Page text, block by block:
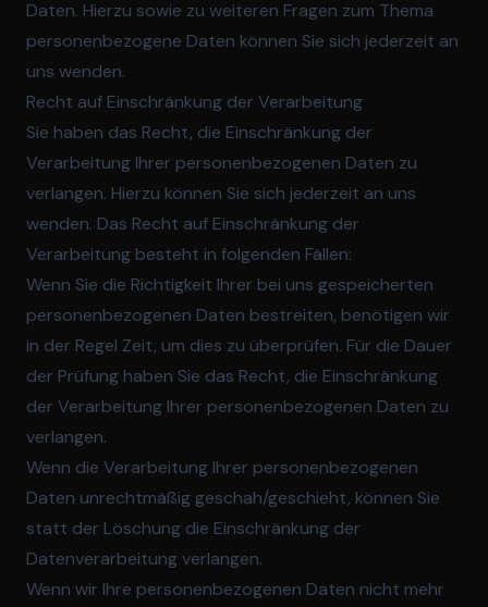
Daten. Hierzu sowie zu weiteren Fragen zum Thema
personenbezogene Daten können Sie sich jederzeit an
uns wenden.
Recht auf Einschränkung der Verarbeitung
Sie haben das Recht, die Einschränkung der
Verarbeitung Ihrer personenbezogenen Daten zu
verlangen. Hierzu können Sie sich jederzeit an uns
wenden. Das Recht auf Einschränkung der
Verarbeitung besteht in folgenden Fällen:
Wenn Sie die Richtigkeit Ihrer bei uns gespeicherten
personenbezogenen Daten bestreiten, benötigen wir
in der Regel Zeit, um dies zu überprüfen. Für die Dauer
der Prüfung haben Sie das Recht, die Einschränkung
der Verarbeitung Ihrer personenbezogenen Daten zu
verlangen.
Wenn die Verarbeitung Ihrer personenbezogenen
Daten unrechtmäßig geschah/geschieht, können Sie
statt der Löschung die Einschränkung der
Datenverarbeitung verlangen.
Wenn wir Ihre personenbezogenen Daten nicht mehr